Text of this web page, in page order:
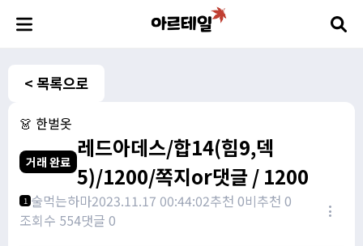
< 목록으로
👗 한벌옷
거래 완료
레드아데스/합14(힘9,덱
5)/1200/쪽지or댓글 / 1200
1 술먹는하마2023.11.17 00:44:02추천 0비추천 0
조회수 554댓글 0